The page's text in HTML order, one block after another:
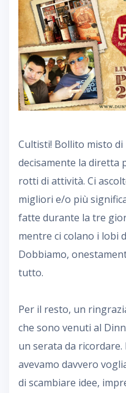
Cultisti! Bollito misto di
decisamente la diretta
rotti di attività. Ci
migliori e/o più
fatte durante la tre
mentre ci colano i lobi
Dobbiamo,
tutto.
Per il resto, un
che sono venuti al
un serata da ricordare.
avevamo davvero
di scambiare idee,